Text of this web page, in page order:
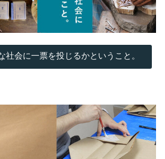
社会に一票を投じるかということ。